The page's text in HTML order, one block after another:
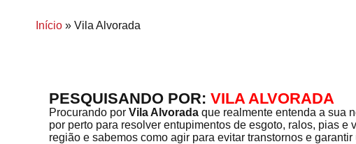
Início » Vila Alvorada
PESQUISANDO POR: VILA ALVORADA
Procurando por Vila Alvorada que realmente entenda a sua
por perto para resolver entupimentos de esgoto, ralos, pias
região e sabemos como agir para evitar transtornos e